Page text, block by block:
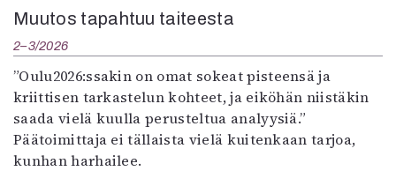
Muutos tapahtuu taiteesta
2–3/2026
”Oulu2026:ssakin on omat sokeat pisteensä ja
kriittisen tarkastelun kohteet, ja eiköhän niistäkin
saada vielä kuulla perusteltua analyysiä.”
Päätoimittaja ei tällaista vielä kuitenkaan tarjoa,
kunhan harhailee.